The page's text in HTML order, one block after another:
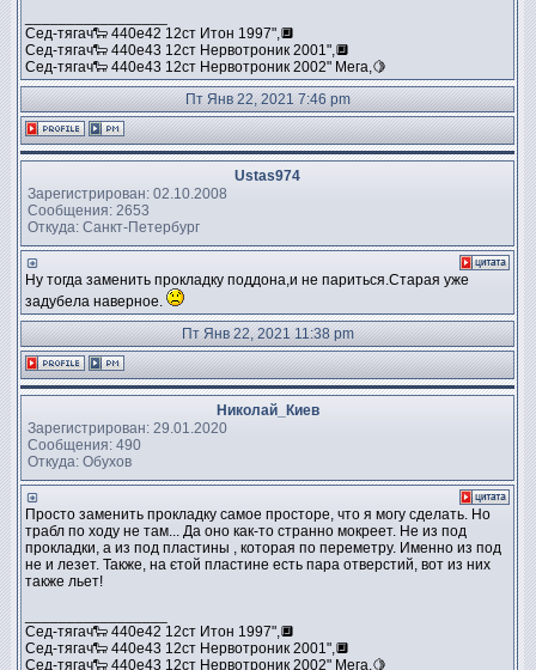
Сед-тягач🐑 440е42 12ст Итон 1997",🔲
Сед-тягач🐑 440е43 12ст Нервотроник 2001",🔲
Сед-тягач🐑 440е43 12ст Нервотроник 2002" Мега,🍋
Пт Янв 22, 2021 7:46 pm
Ustas974
Зарегистрирован: 02.10.2008
Сообщения: 2653
Откуда: Санкт-Петербург
Ну тогда заменить прокладку поддона,и не париться.Старая уже
задубела наверное.
Пт Янв 22, 2021 11:38 pm
Николай_Киев
Зарегистрирован: 29.01.2020
Сообщения: 490
Откуда: Обухов
Просто заменить прокладку самое просторе, что я могу сделать. Но
трабл по ходу не там... Да оно как-то странно мокреет. Не из под
прокладки, а из под пластины , которая по переметру. Именно из под
не и лезет. Также, на єтой пластине есть пара отверстий, вот из них
также льет!
Сед-тягач🐑 440е42 12ст Итон 1997",🔲
Сед-тягач🐑 440е43 12ст Нервотроник 2001",🔲
Сед-тягач🐑 440е43 12ст Нервотроник 2002" Мега,🍋